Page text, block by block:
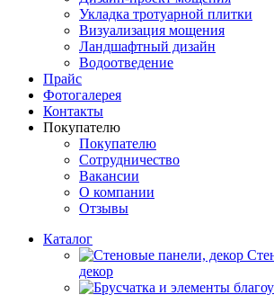
Укладка тротуарной плитки
Визуализация мощения
Ландшафтный дизайн
Водоотведение
Прайс
Фотогалерея
Контакты
Покупателю
Покупателю
Сотрудничество
Вакансии
О компании
Отзывы
Каталог
декор